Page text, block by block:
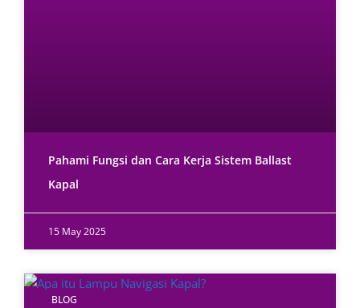
Pahami Fungsi dan Cara Kerja Sistem Ballast
Kapal
15 May 2025
BLOG